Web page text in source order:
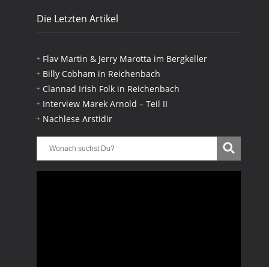
Die Letzten Artikel
Flav Martin & Jerry Marotta im Bergkeller
Billy Cobham in Reichenbach
Clannad Irish Folk in Reichenbach
Interview Marek Arnold – Teil II
Nachlese Arstidir